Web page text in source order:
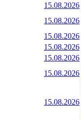
15.08.2026
15.08.2026
15.08.2026
15.08.2026
15.08.2026
15.08.2026
15.08.2026